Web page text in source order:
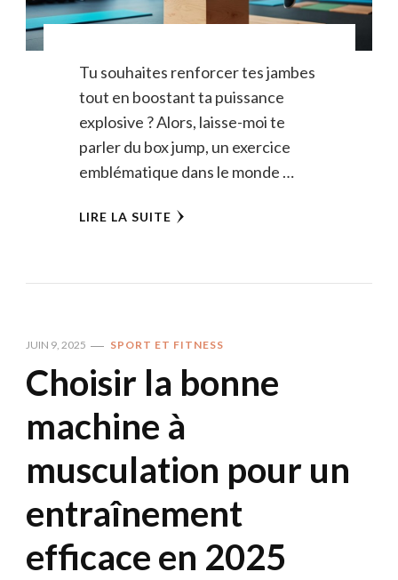
Tu souhaites renforcer tes jambes
tout en boostant ta puissance
explosive ? Alors, laisse-moi te
parler du box jump, un exercice
emblématique dans le monde …
LIRE LA SUITE
JUIN 9, 2025 SPORT ET FITNESS
Choisir la bonne
machine à
musculation pour un
entraînement
efficace en 2025